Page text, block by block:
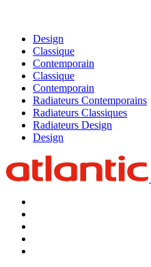
Design
Classique
Contemporain
Classique
Contemporain
Radiateurs Contemporains
Radiateurs Classiques
Radiateurs Design
Design